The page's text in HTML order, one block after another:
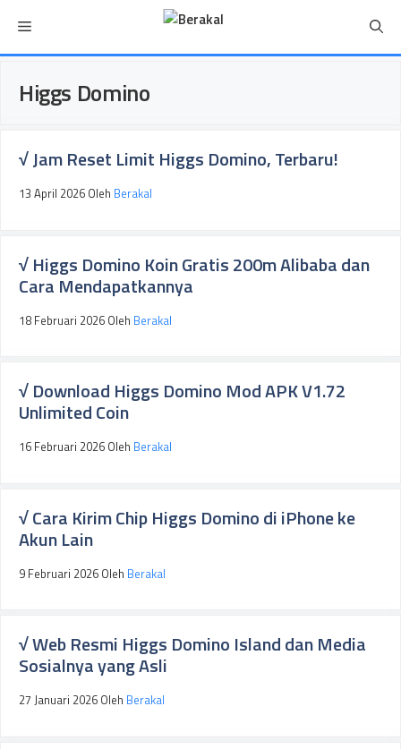
isi
Menu
Higgs Domino
√ Jam Reset Limit Higgs Domino, Terbaru!
13 April 2026 Oleh Berakal
√ Higgs Domino Koin Gratis 200m Alibaba dan
Cara Mendapatkannya
18 Februari 2026 Oleh Berakal
√ Download Higgs Domino Mod APK V1.72
Unlimited Coin
16 Februari 2026 Oleh Berakal
√ Cara Kirim Chip Higgs Domino di iPhone ke
Akun Lain
9 Februari 2026 Oleh Berakal
√ Web Resmi Higgs Domino Island dan Media
Sosialnya yang Asli
27 Januari 2026 Oleh Berakal